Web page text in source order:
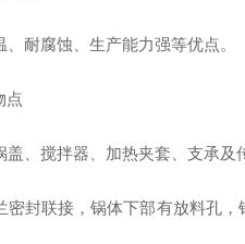
耐腐蚀、生产能力强等优点。
点
、搅拌器、加热夹套、支承及
封联接，锅体下部有放料孔，